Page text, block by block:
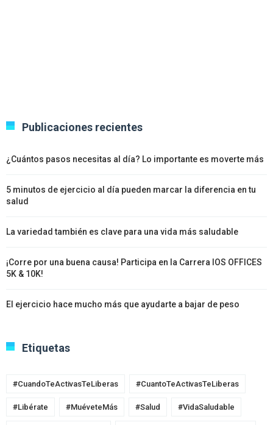
Publicaciones recientes
¿Cuántos pasos necesitas al día? Lo importante es moverte más
5 minutos de ejercicio al día pueden marcar la diferencia en tu
salud
La variedad también es clave para una vida más saludable
¡Corre por una buena causa! Participa en la Carrera IOS OFFICES
5K & 10K!
El ejercicio hace mucho más que ayudarte a bajar de peso
Etiquetas
#CuandoTeActivasTeLiberas #CuantoTeActivasTeLiberas
#Libérate #MuéveteMás #Salud #VidaSaludable